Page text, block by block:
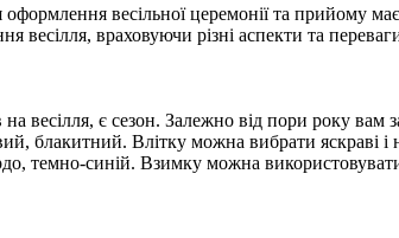
весільної церемонії та прийому
весілля, враховуючи різні аспекти та
весілля, є сезон. Залежно від пори року
блакитний. Влітку можна вибрати
темно-синій. Взимку можна використовувати